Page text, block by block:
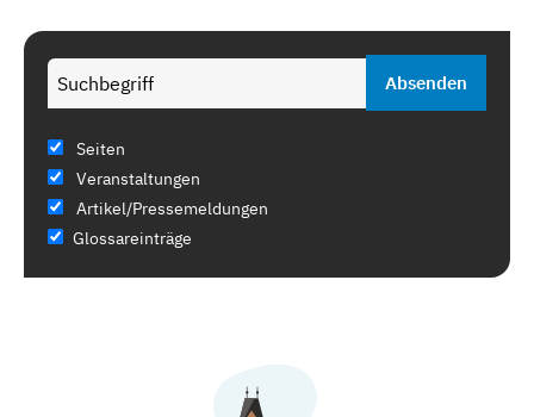
Seiten
Veranstaltungen
Artikel/Pressemeldungen
Glossareinträge